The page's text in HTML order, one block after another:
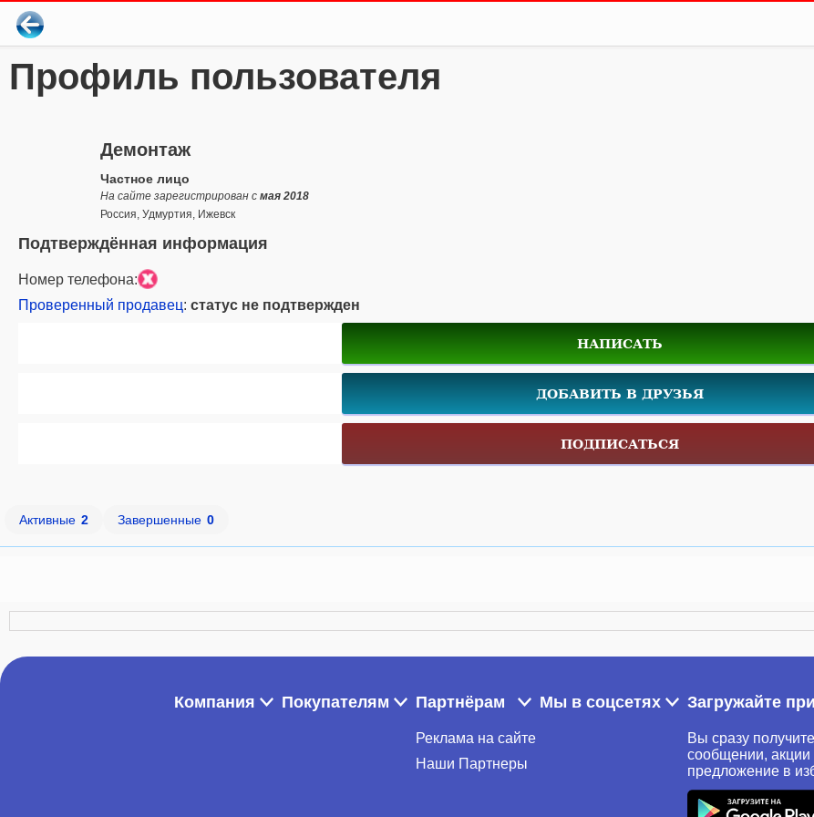
Профиль пользователя
Демонтаж
Частное лицо
На сайте зарегистрирован с мая 2018
Россия, Удмуртия, Ижевск
Подтверждённая информация
Номер телефона:
Проверенный продавец: статус не подтвержден
НАПИСАТЬ
ДОБАВИТЬ В ДРУЗЬЯ
ПОДПИСАТЬСЯ
Активные 2 Завершенные 0
Компания Покупателям Партнёрам
Реклама на сайте
Наши Партнеры
Мы в соцсетях Загружайте
Вы сразу
сообщении, акции
предложение в